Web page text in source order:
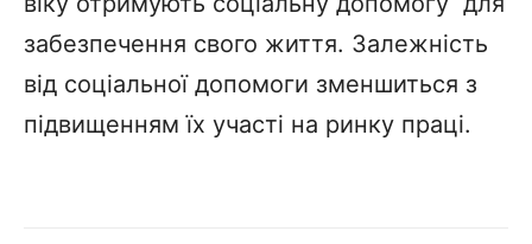
забезпечення свого життя. Залежність
від соціальної допомоги зменшиться з
підвищенням їх участі на ринку праці.